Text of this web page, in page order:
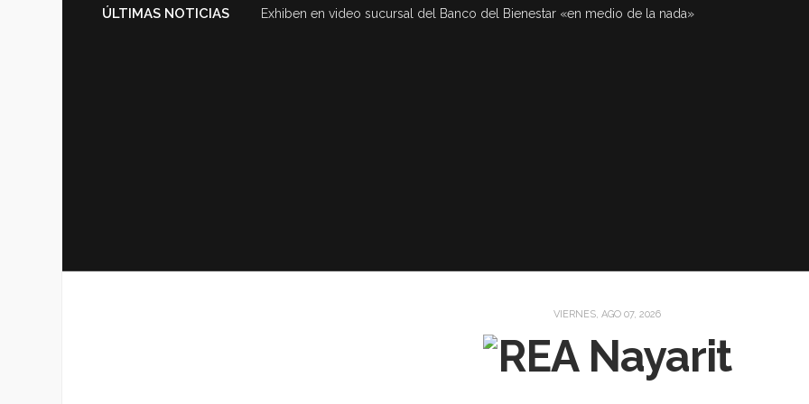
ÚLTIMAS NOTICIAS Exhiben en video sucursal del Banco del Bienestar «en medio de la nada»
VIERNES, AGO 07, 2026